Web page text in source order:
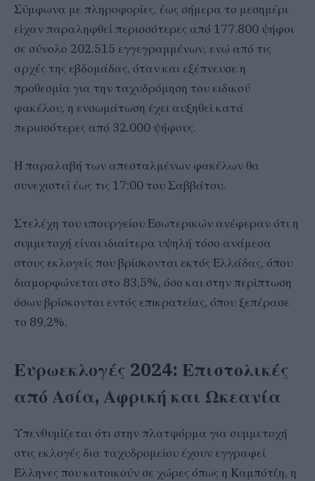
Σύμφωνα με πληροφορίες, έως σήμερα το μεσημέρι
είχαν παραληφθεί περισσότερες από 177.800 ψήφοι
σε σύνολο 202.515 εγγεγραμμένων, ενώ από τις
αρχές της εβδομάδας, όταν και εξέπνευσε η
προθεσμία για την ταχυδρόμηση του ειδικού
φακέλου, η ενσωμάτωση έχει αυξηθεί κατά
περισσότερες από 32.000 ψήφους.
Η παραλαβή των απεσταλμένων φακέλων θα
συνεχιστεί έως τις 17:00 του Σαββάτου.
Στελέχη του υπουργείου Εσωτερικών ανέφεραν ότι η
συμμετοχή είναι ιδιαίτερα υψηλή τόσο ανάμεσα
στους εκλογείς που βρίσκονται εκτός Ελλάδας, όπου
διαμορφώνεται στο 83,5%, όσο και στην περίπτωση
όσων βρίσκονται εντός επικρατείας, όπου ξεπέρασε
το 89,2%.
Ευρωεκλογές 2024: Επιστολικές
από Ασία, Αφρική και Ωκεανία
Υπενθυμίζεται ότι στην πλατφόρμα για συμμετοχή
στις εκλογές δια ταχυδρομείου έχουν εγγραφεί
Έλληνες που κατοικούν σε χώρες όπως η Καμπότζη, η